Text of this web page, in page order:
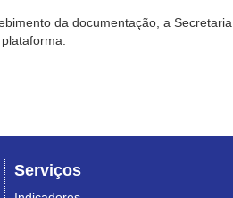
da documentação, a
Serviços